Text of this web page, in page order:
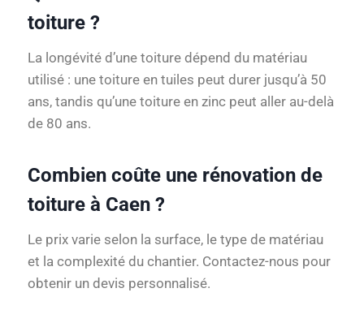
toiture ?
La longévité d’une toiture dépend du matériau
utilisé : une toiture en tuiles peut durer jusqu’à 50
ans, tandis qu’une toiture en zinc peut aller au-delà
de 80 ans.
Combien coûte une rénovation de
toiture à Caen ?
Le prix varie selon la surface, le type de matériau
et la complexité du chantier. Contactez-nous pour
obtenir un devis personnalisé.